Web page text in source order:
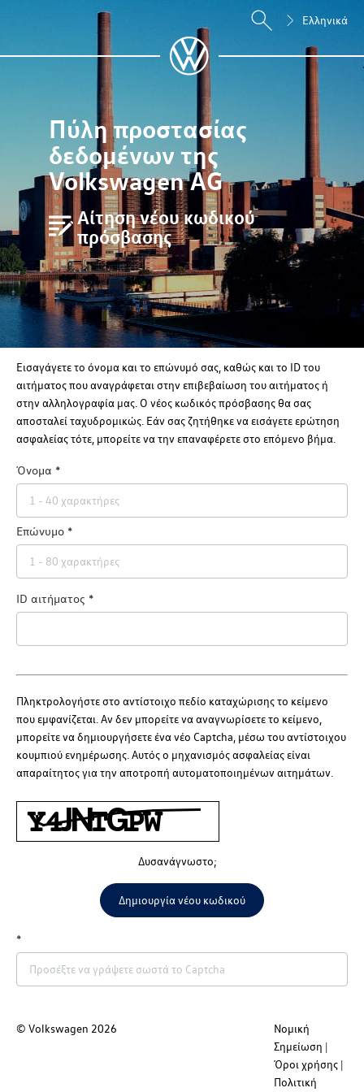
Ελληνικά
Πύλη προστασίας
δεδομένων της
Volkswagen AG
Αίτηση νέου κωδικού
πρόσβασης
Εισαγάγετε το όνομα και το επώνυμό σας, καθώς και το ID του
αιτήματος που αναγράφεται στην επιβεβαίωση του αιτήματος ή
στην αλληλογραφία μας. Ο νέος κωδικός πρόσβασης θα σας
αποσταλεί ταχυδρομικώς. Εάν σας ζητήθηκε να εισάγετε ερώτηση
ασφαλείας τότε, μπορείτε να την επαναφέρετε στο επόμενο βήμα.
Όνομα
Επώνυμο
ID αιτήματος
Πληκτρολογήστε στο αντίστοιχο πεδίο καταχώρισης το κείμενο
που εμφανίζεται. Αν δεν μπορείτε να αναγνωρίσετε το κείμενο,
μπορείτε να δημιουργήσετε ένα νέο Captcha, μέσω του αντίστοιχου
κουμπιού ενημέρωσης. Αυτός ο μηχανισμός ασφαλείας είναι
απαραίτητος για την αποτροπή αυτοματοποιημένων αιτημάτων.
Δυσανάγνωστο;
Δημιουργία νέου κωδικού
Επιστροφή
© Volkswagen 2026
Νομική
Σημείωση
Όροι χρήσης
Πολιτική